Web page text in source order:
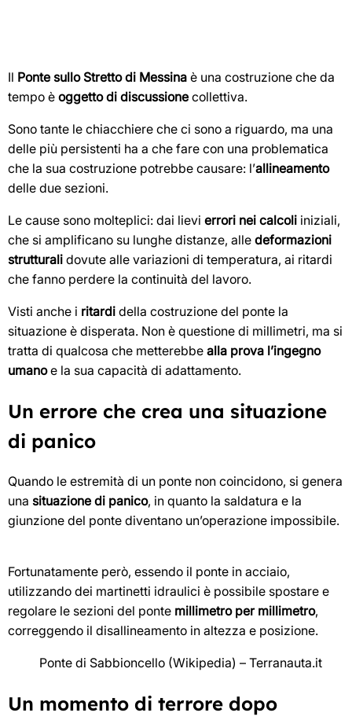
Il Ponte sullo Stretto di Messina è una costruzione che da
tempo è oggetto di discussione collettiva.
Sono tante le chiacchiere che ci sono a riguardo, ma una
delle più persistenti ha a che fare con una problematica
che la sua costruzione potrebbe causare: l’allineamento
delle due sezioni.
Le cause sono molteplici: dai lievi errori nei calcoli iniziali,
che si amplificano su lunghe distanze, alle deformazioni
strutturali dovute alle variazioni di temperatura, ai ritardi
che fanno perdere la continuità del lavoro.
Visti anche i ritardi della costruzione del ponte la
situazione è disperata. Non è questione di millimetri, ma si
tratta di qualcosa che metterebbe alla prova l’ingegno
umanoe la sua capacità di adattamento.
Un errore che crea una situazione
di panico
Quando le estremità di un ponte non coincidono, si genera
una situazione di panico, in quanto la saldatura e la
giunzione del ponte diventano un’operazione impossibile.
Fortunatamente però, essendo il ponte in acciaio,
utilizzando dei martinetti idraulici è possibile spostare e
regolare le sezioni del ponte millimetro per millimetro,
correggendo il disallineamento in altezza e posizione.
Ponte di Sabbioncello (Wikipedia) – Terranauta.it
Un momento di terrore dopo